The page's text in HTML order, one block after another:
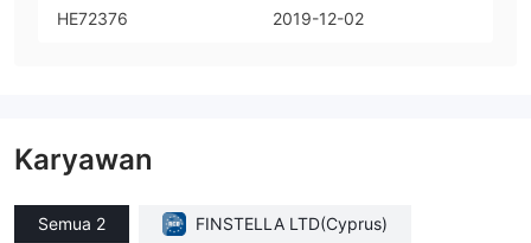
HE72376
2019-12-02
Karyawan
Semua 2 FINSTELLA LTD(Cyprus)